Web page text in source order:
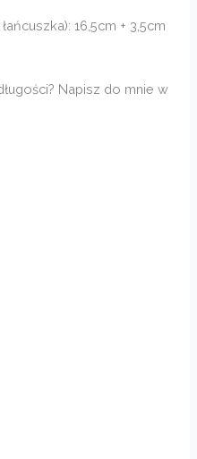
16,5cm + 3,5cm
Napisz do mnie w